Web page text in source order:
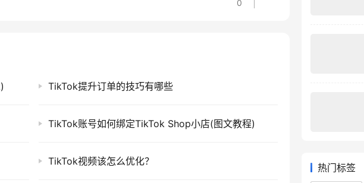
0
TikTok提升订单的技巧有哪些
TikTok账号如何绑定TikTok Shop小店(图文教程)
TikTok视频该怎么优化？
热门标签